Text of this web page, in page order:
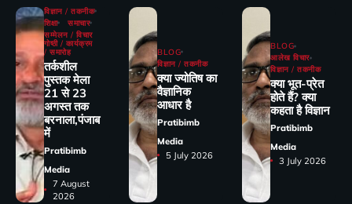
विज्ञान / तकनीक
शिक्षा
समाचार
सम्मेलन / विचार
गोष्ठी / कार्यक्रम
/ समारोह
तर्कशील
पुस्तक मेला
21 से 23
अगस्त तक
बरनाला,पंजाब
में
Pratibimb
Media
7 August
2026
BLOG
विज्ञान / तकनीक
क्या ज्योतिष का
वैज्ञानिक
आधार है
Pratibimb
Media
5 July 2026
BLOG
आलेख विचार
विज्ञान / तकनीक
क्या भूत-प्रेत
होते हैं? क्या
कहता है विज्ञान
Pratibimb
Media
3 July 2026